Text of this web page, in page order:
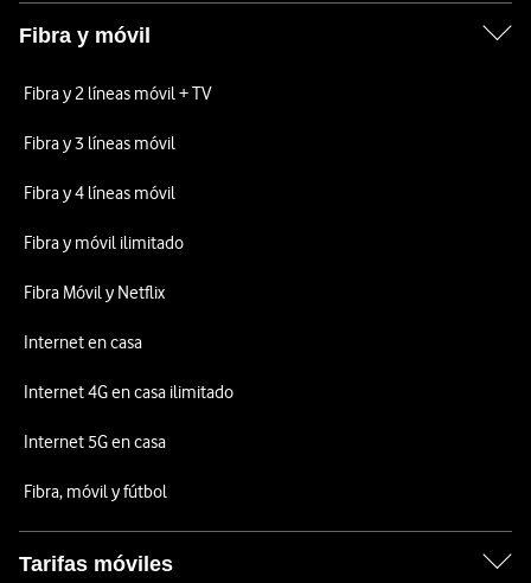
Fibra y móvil
Fibra y 2 líneas móvil + TV
Fibra y 3 líneas móvil
Fibra y 4 líneas móvil
Fibra y móvil ilimitado
Fibra Móvil y Netflix
Internet en casa
Internet 4G en casa ilimitado
Internet 5G en casa
Fibra, móvil y fútbol
Tarifas móviles